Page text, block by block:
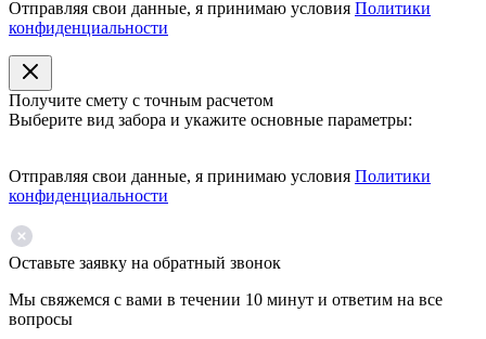
Отправляя свои данные, я принимаю условия Политики
конфиденциальности
Получите смету с точным расчетом
Выберите вид забора и укажите основные параметры:
Отправляя свои данные, я принимаю условия Политики
конфиденциальности
Оставьте заявку на обратный звонок
Мы свяжемся с вами в течении 10 минут и ответим на все
вопросы